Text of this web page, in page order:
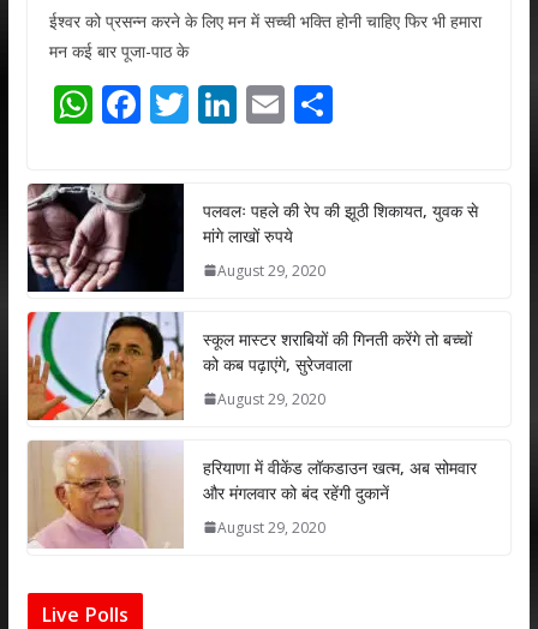
ईश्वर को प्रसन्न करने के लिए मन में सच्ची भक्ति होनी चाहिए फिर भी हमारा
मन कई बार पूजा-पाठ के
W
at
s
A
p
p
F
e
b
o
k
T
er
Li
e
dI
n
E
l
S
e
पलवलः पहले की रेप की झूठी शिकायत, युवक से
मांगे लाखों रुपये
August 29, 2020
स्कूल मास्टर शराबियों की गिनती करेंगे तो बच्चों
को कब पढ़ाएंगे, सुरेजवाला
August 29, 2020
हरियाणा में वीकेंड लॉकडाउन खत्म, अब सोमवार
और मंगलवार को बंद रहेंगी दुकानें
August 29, 2020
Live Polls